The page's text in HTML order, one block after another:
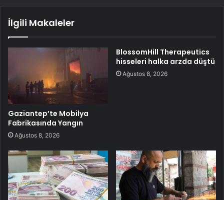
İlgili Makaleler
Gaziantep’te Mobilya
Fabrikasında Yangın
Ağustos 8, 2026
BlossomHill Therapeutics
hisseleri halka arzda düştü
Ağustos 8, 2026